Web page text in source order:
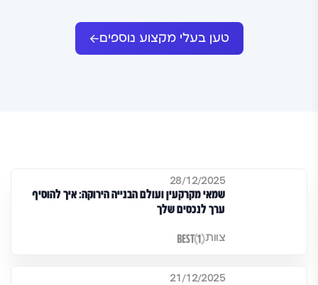
טען בעלי מקצוע נוספים
28/12/2025
שמאי מקרקעין ועולם הבנייה הירוקה: איך להוסיף
ערך לנכסים שלך
צוות
21/12/2025